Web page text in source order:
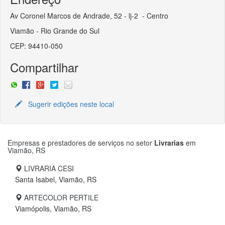
Av Coronel Marcos de Andrade, 52 - lj-2 - Centro
Viamão - Rio Grande do Sul
CEP: 94410-050
Compartilhar
Sugerir edições neste local
Empresas e prestadores de serviços no setor Livrarias em
Viamão, RS
LIVRARIA CESI
Santa Isabel, Viamão, RS
ARTECOLOR PERTILE
Viamópolis, Viamão, RS